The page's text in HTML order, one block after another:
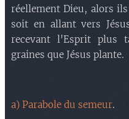
réellement Dieu, alors
soit en allant vers
recevant l'Esprit plus
graines que Jésus plante.
a) Parabole du semeur.